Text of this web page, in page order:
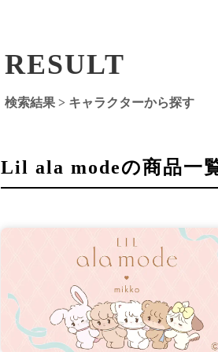
RESULT
検索結果 > キャラクターから探す
Lil ala modeの商品一